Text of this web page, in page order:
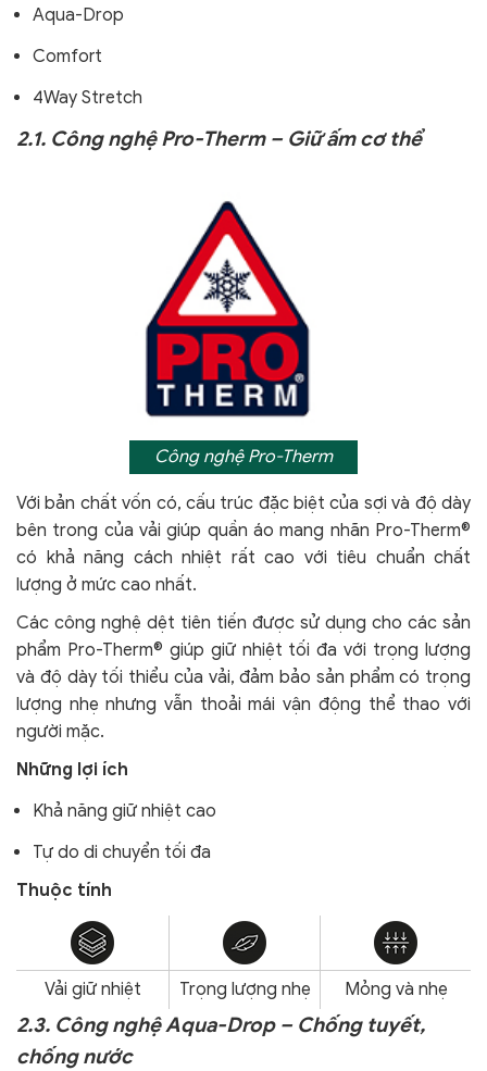
Aqua-Drop
Comfort
4Way Stretch
2.1. Công nghệ Pro-Therm – Giữ ấm cơ thể
Công nghệ Pro-Therm
Với bản chất vốn có, cấu trúc đặc biệt của sợi và độ dày
bên trong của vải giúp quần áo mang nhãn Pro-Therm®
có khả năng cách nhiệt rất cao với tiêu chuẩn chất
lượng ở mức cao nhất.
Các công nghệ dệt tiên tiến được sử dụng cho các sản
phẩm Pro-Therm® giúp giữ nhiệt tối đa với trọng lượng
và độ dày tối thiểu của vải, đảm bảo sản phẩm có trọng
lượng nhẹ nhưng vẫn thoải mái vận động thể thao với
người mặc.
Những lợi ích
Khả năng giữ nhiệt cao
Tự do di chuyển tối đa
Thuộc tính
Vải giữ nhiệt Trọng lượng nhẹ Mỏng và nhẹ
2.3. Công nghệ Aqua-Drop – Chống tuyết,
chống nước